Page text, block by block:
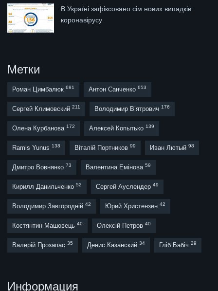
В Україні зафіксовано сім нових випадків
коронавірусу
Метки
Роман Цимбалюк 681 Антон Санченко 653
Сергей Климовский 211 Володимир В’ятрович 176
Олена Курбанова 172 Алексей Копытько 139
Ramis Yunus 138 Віталій Портников 99 Иван Лютый 98
Дмитро Вовнянко 73 Валентина Емінова 59
Кирилл Данильченко 52 Сергей Ауслендер 49
Володимир Завгородній 42 Юрий Христензен 42
Костянтин Машовець 40 Олексій Петров 40
Валерій Прозапас 35 Денис Казанский 34 Гліб Бабіч 29
Информация